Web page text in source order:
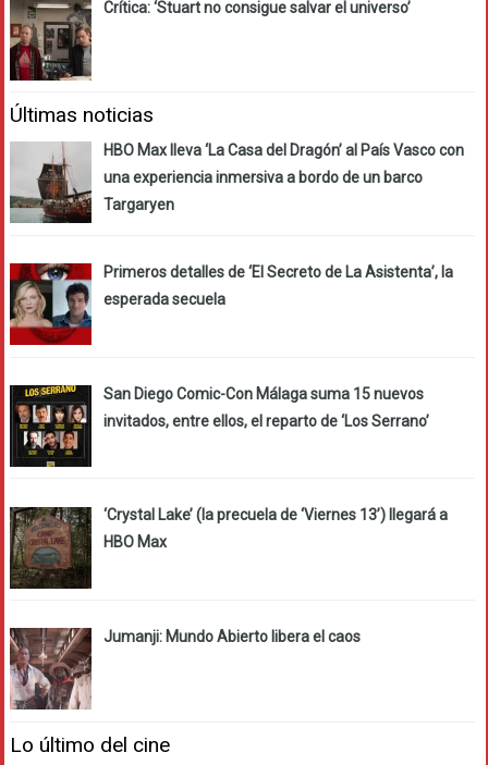
Crítica: ‘Stuart no consigue salvar el universo’
Últimas noticias
HBO Max lleva ‘La Casa del Dragón’ al País Vasco con
una experiencia inmersiva a bordo de un barco
Targaryen
Primeros detalles de ‘El Secreto de La Asistenta’, la
esperada secuela
San Diego Comic-Con Málaga suma 15 nuevos
invitados, entre ellos, el reparto de ‘Los Serrano’
‘Crystal Lake’ (la precuela de ‘Viernes 13’) llegará a
HBO Max
Jumanji: Mundo Abierto libera el caos
Lo último del cine